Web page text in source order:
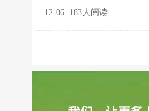
12-06 183人阅读